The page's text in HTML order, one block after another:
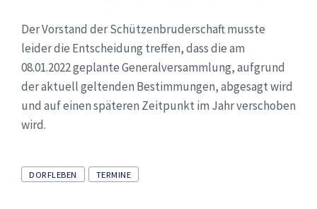
Der Vorstand der Schützenbruderschaft musste
leider die Entscheidung treffen, dass die am
08.01.2022 geplante Generalversammlung, aufgrund
der aktuell geltenden Bestimmungen, abgesagt wird
und auf einen späteren Zeitpunkt im Jahr verschoben
wird.
Tags
DORFLEBEN TERMINE